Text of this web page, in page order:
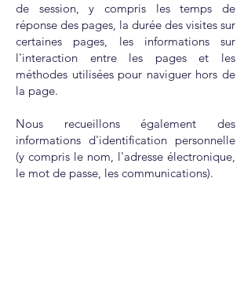
de session, y compris les temps de
réponse des pages, la durée des visites sur
certaines pages, les informations sur
l'interaction entre les pages et les
méthodes utilisées pour naviguer hors de
la page.
Nous recueillons également des
informations d'identification personnelle
(y compris le nom, l'adresse électronique,
le mot de passe, les communications).